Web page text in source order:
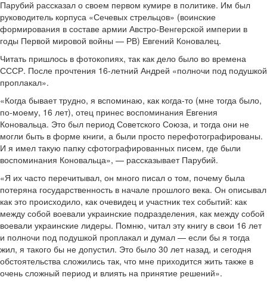
Парубий рассказал о своем первом кумире в политике. Им был
руководитель корпуса «Сечевых стрельцов» (воинские
формирования в составе армии Австро-Венгерской империи в
годы Первой мировой войны — РВ) Евгений Коновалец.
Читать пришлось в фотокопиях, так как дело было во времена
СССР. После прочтения 16-летний Андрей «полночи под подушкой
проплакал».
«Когда бывает трудно, я вспоминаю, как когда-то (мне тогда было,
по-моему, 16 лет), отец принес воспоминания Евгения
Коновальца. Это был период Советского Союза, и тогда они не
могли быть в форме книги, а были просто перефотографированы.
И я имел такую папку сфотографированных писем, где были
воспоминания Коновальца», — рассказывает Парубий.
«Я их часто перечитывал, он много писал о том, почему была
потеряна государственность в начале прошлого века. Он описывал
как это происходило, как очевидец и участник тех событий: как
между собой воевали украинские подразделения, как между собой
воевали украинские лидеры. Помню, читал эту книгу в свои 16 лет
и полночи под подушкой проплакал и думал — если бы я тогда
жил, я такого бы не допустил. Это было 30 лет назад, и сегодня
обстоятельства сложились так, что мне приходится жить также в
очень сложный период и влиять на принятие решений».